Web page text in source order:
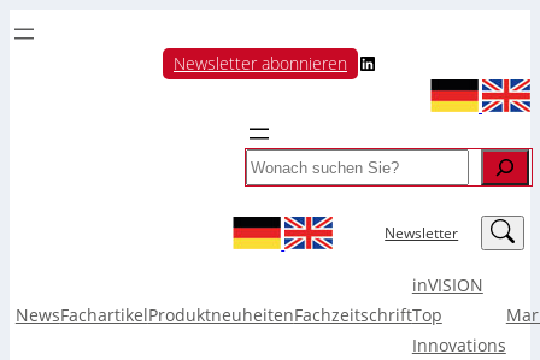
Newsletter abonnieren LinkedIn
Search
Newsletter LinkedIn
NewsFachartikelProduktneuheitenFachzeitschrift
inVISION
Top
Innovations